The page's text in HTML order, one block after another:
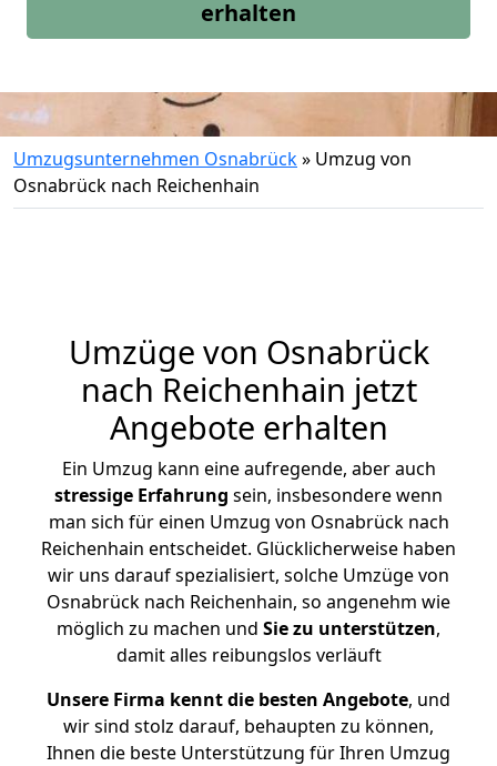
erhalten
Umzugsunternehmen Osnabrück» Umzug von
Osnabrück nach Reichenhain
Umzüge von Osnabrück
nach Reichenhain jetzt
Angebote erhalten
Ein Umzug kann eine aufregende, aber auch
stressige Erfahrung sein, insbesondere wenn
man sich für einen Umzug von Osnabrück nach
Reichenhain entscheidet. Glücklicherweise haben
wir uns darauf spezialisiert, solche Umzüge von
Osnabrück nach Reichenhain, so angenehm wie
möglich zu machen und Sie zu unterstützen,
damit alles reibungslos verläuft
Unsere Firma kennt die besten Angebote, und
wir sind stolz darauf, behaupten zu können,
Ihnen die beste Unterstützung für Ihren Umzug